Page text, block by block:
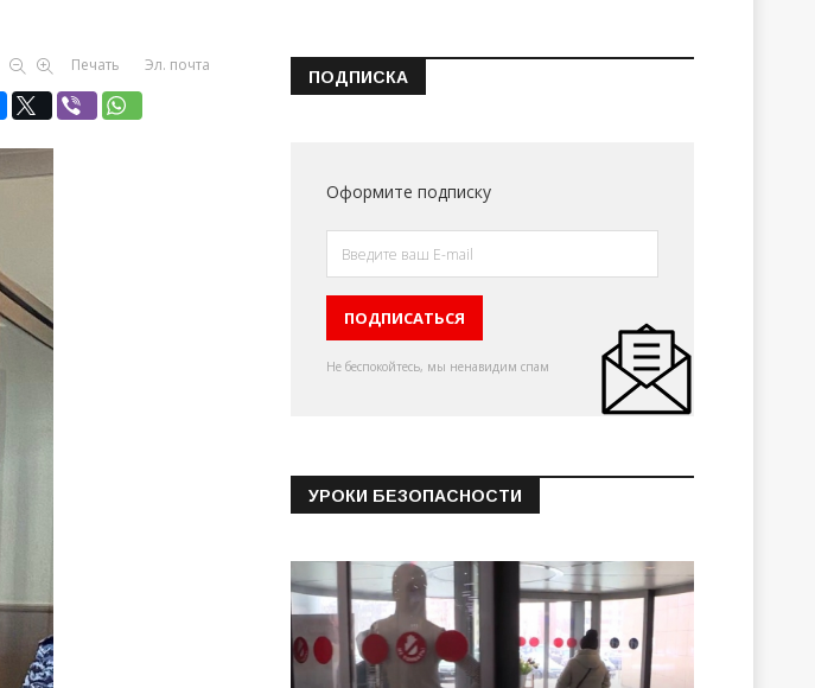
Печать Эл. почта
ПОДПИСКА
Оформите подписку
Не беспокойтесь, мы ненавидим спам
УРОКИ БЕЗОПАСНОСТИ